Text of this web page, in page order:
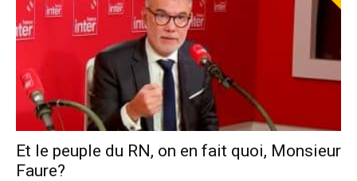
Et le peuple du RN, on en fait quoi, Monsieur
Faure?